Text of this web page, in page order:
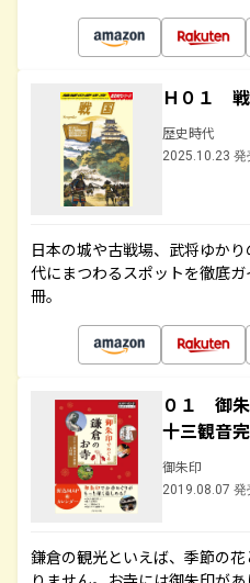
Ｈ０１
歴史時代
2025.10.23 発
日本の城や古戦場、武将ゆか
代にまつわるスポットを徹底
冊。
０１ 御
十三観音
御朱印
2019.08.07 発
鎌倉の観光といえば、季節の